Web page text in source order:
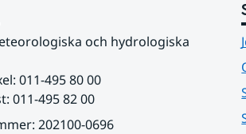
och hydrologiska
011-495 80 00
011-495 82 00
202100-0696